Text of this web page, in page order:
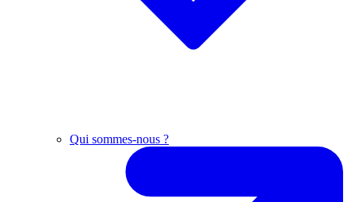
Qui sommes-nous ?